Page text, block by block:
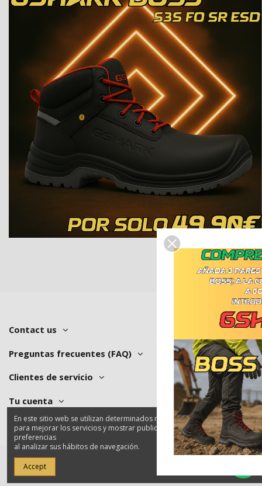
Contact us
Preguntas frecuentes (FAQ)
Clientes de servicio
Tu cuenta
En este sitio web se utilizan determinados niveles y cookies
para mejorar los servicios y mostrar publicidad acorde a sus
preferencias
al analizar sus hábitos de navegación.
Accept